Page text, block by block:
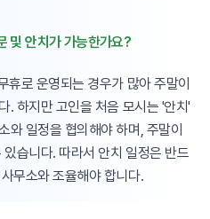
및 안치가 가능한가요?
휴로 운영되는 경우가 많아 주말이
. 하지만 고인을 처음 모시는 '안치'
와 일정을 협의해야 하며, 주말이
습니다. 따라서 안치 일정은 반드
무소와 조율해야 합니다.